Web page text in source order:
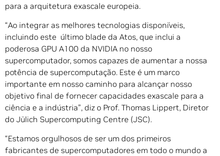
para a arquitetura exascale europeia.
“Ao integrar as melhores tecnologias disponíveis,
incluindo este último blade da Atos, que inclui a
poderosa GPU A100 da NVIDIA no nosso
supercomputador, somos capazes de aumentar a nossa
potência de supercomputação. Este é um marco
importante em nosso caminho para alcançar nosso
objetivo final de fornecer capacidades exascale para a
ciência e a indústria”, diz o Prof. Thomas Lippert, Diretor
do Jülich Supercomputing Centre (JSC).
“Estamos orgulhosos de ser um dos primeiros
fabricantes de supercomputadores em todo o mundo a